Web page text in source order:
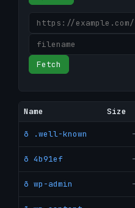
Fetch
Name Size
ð .well-known
ð 4b91ef
ð wp-admin